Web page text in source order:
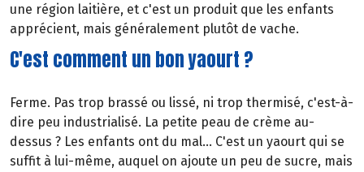
une région laitière, et c'est un produit que les enfants
apprécient, mais généralement plutôt de vache.
C'est comment un bon yaourt ?
Ferme. Pas trop brassé ou lissé, ni trop thermisé, c'est-à-
dire peu industrialisé. La petite peau de crème au-
dessus ? Les enfants ont du mal... C'est un yaourt qui se
suffit à lui-même, auquel on ajoute un peu de sucre, mais